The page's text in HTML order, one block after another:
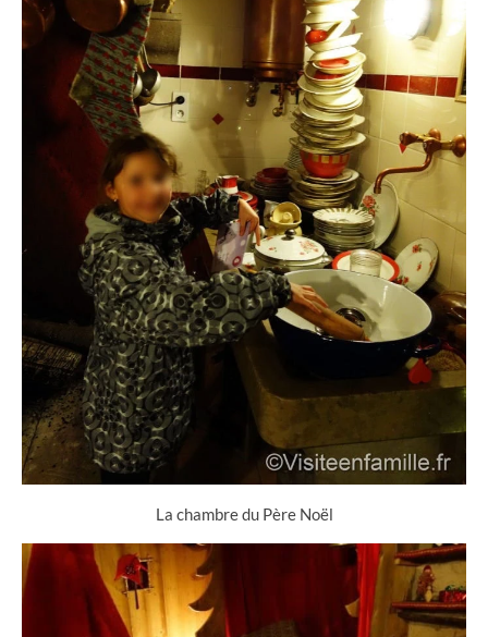
La chambre du Père Noël